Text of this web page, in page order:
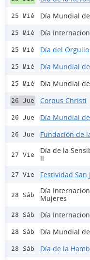
25 Mié Día Mundial
25 Mié Día
25 Mié Día del
25 Mié Día Mundial
25 Mié Dia Mundial
26 Jue Corpus Christi
26 Jue Día Mundial
26 Jue Fundación de
27 Vie
Día de la
II
27 Vie Festividad San
28 Sáb
Día
Mujeres
28 Sáb Día
28 Sáb Día Mundial
28 Sáb Día de la